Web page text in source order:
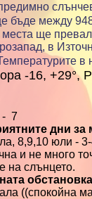
бъде между
ще
в
в
-16, +29°,
- 7
дни
8,9,10 юли -
и не много
на слънцето.
((спокойна